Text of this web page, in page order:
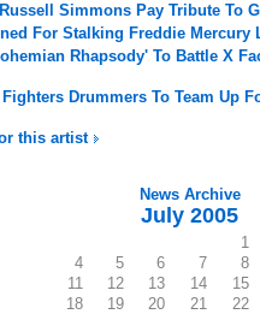
Simmons Pay Tribute To
For Stalking Freddie Mercury
Rhapsody' To Battle X
Drummers To Team Up
this artist
News Archive
July 2005
1
4
5 6 7
8
11
12 13 14
15
18
19 20 21
22